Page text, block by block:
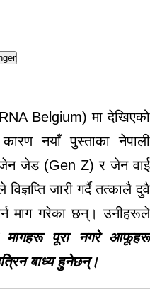
Belgium) मा देखिएको
नयाँ पुस्ताका नेपाली
जेड (Gen Z) र जेन वाई
जारी गर्दै तत्कालै दुवै
माग गरेका छन्। उनीहरूले
मागहरू पूरा नगरे आफूहरू
बाध्य हुनेछन्।